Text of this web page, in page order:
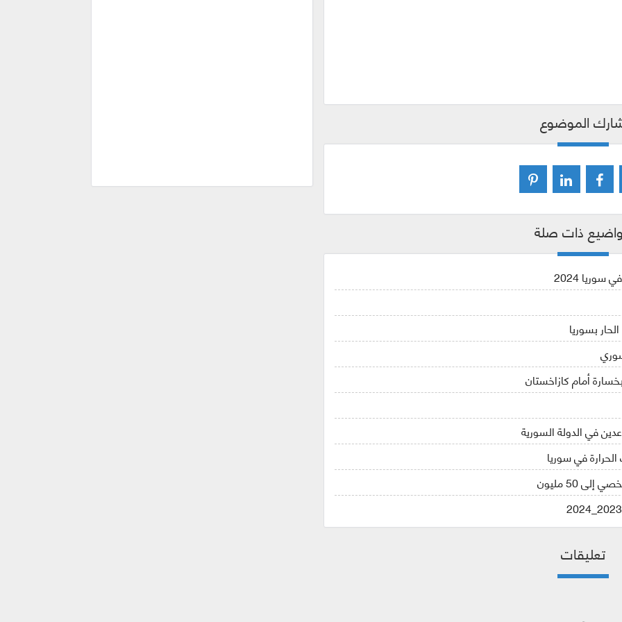
الموضوع
ذات صلة
2024
بسوريا
أمام كازاخستان
في الدولة السورية
في سوريا
50 مليون
تعليقات